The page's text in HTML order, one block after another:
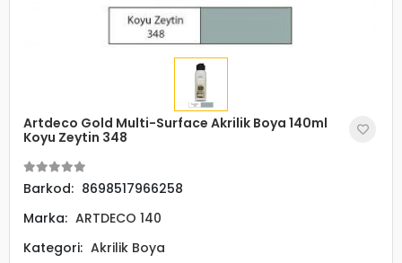
Artdeco Gold Multi-Surface Akrilik Boya 140ml
Koyu Zeytin 348
Barkod: 8698517966258
Marka: ARTDECO 140
Kategori: Akrilik Boya